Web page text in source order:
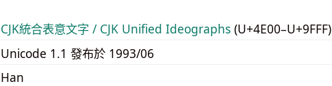
CJK統合表意文字 / CJK Unified Ideographs (U+4E00–U+9FFF)
Unicode 1.1 發布於 1993/06
Han